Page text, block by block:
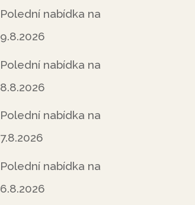
Polední nabídka na
9.8.2026
Polední nabídka na
8.8.2026
Polední nabídka na
7.8.2026
Polední nabídka na
6.8.2026